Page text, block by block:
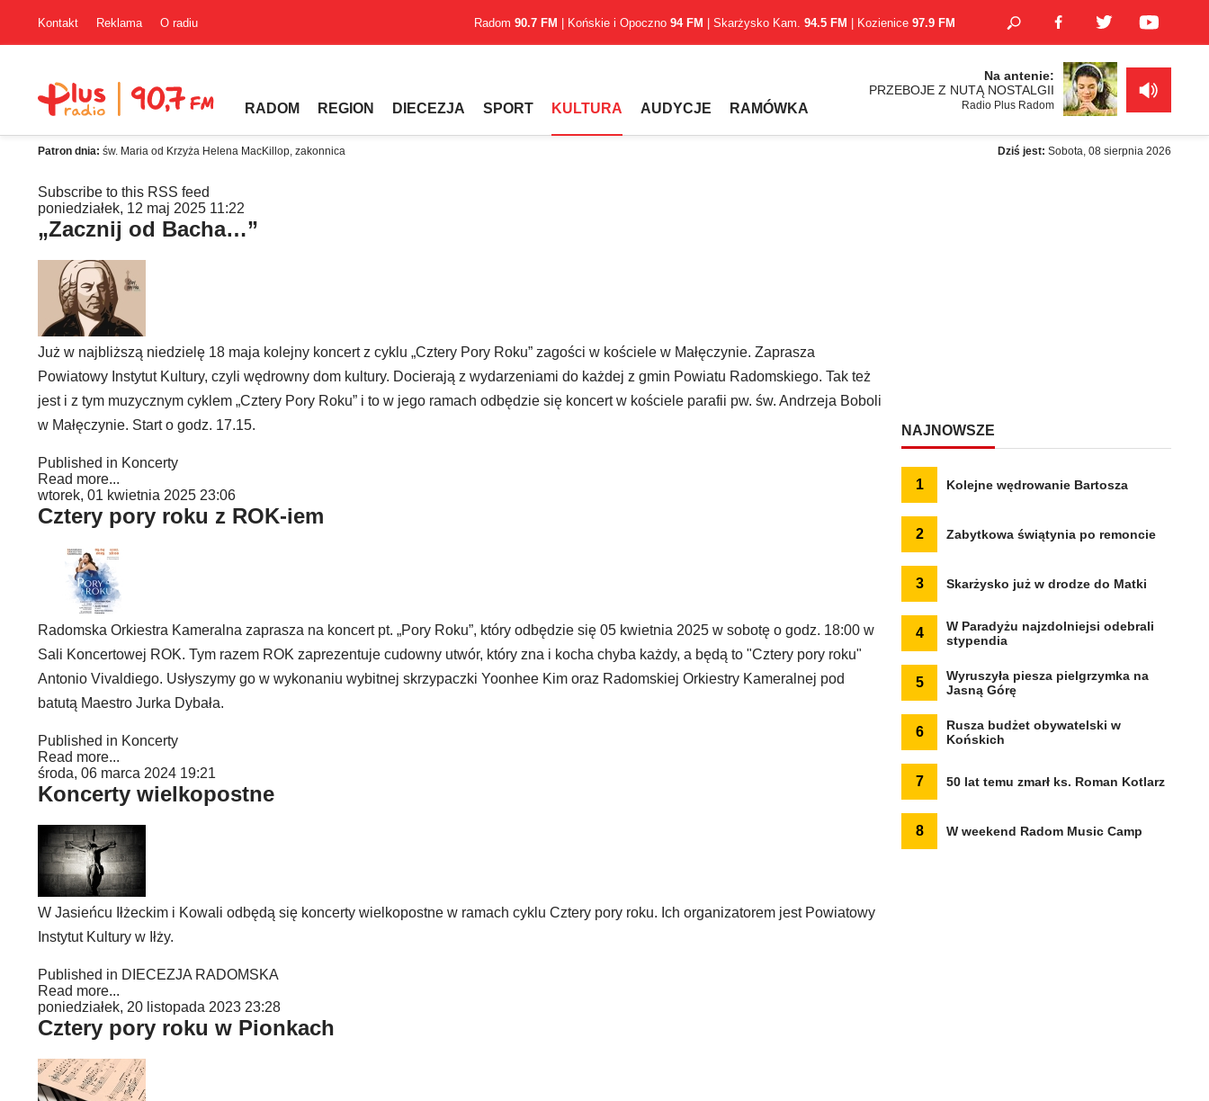
Kontakt Reklama O radiu Radom 90.7 FM | Końskie i Opoczno 94 FM | Skarżysko Kam. 94.5 FM | Kozienice 97.9 FM
RADOM REGION DIECEZJA SPORT KULTURA AUDYCJE RAMÓWKA
Na antenie:
PRZEBOJE Z NUTĄ NOSTALGII
Radio Plus Radom
Patron dnia: św. Maria od Krzyża Helena MacKillop, zakonnica Dziś jest: Sobota, 08 sierpnia 2026
Subscribe to this RSS feed
poniedziałek, 12 maj 2025 11:22
„Zacznij od Bacha…”
Już w najbliższą niedzielę 18 maja kolejny koncert z cyklu „Cztery Pory Roku” zagości w kościele w Małęczynie. Zaprasza
Powiatowy Instytut Kultury, czyli wędrowny dom kultury. Docierają z wydarzeniami do każdej z gmin Powiatu Radomskiego. Tak też
jest i z tym muzycznym cyklem „Cztery Pory Roku” i to w jego ramach odbędzie się koncert w kościele parafii pw. św. Andrzeja Boboli
w Małęczynie. Start o godz. 17.15.
Published in Koncerty
Read more...
wtorek, 01 kwietnia 2025 23:06
Cztery pory roku z ROK-iem
Radomska Orkiestra Kameralna zaprasza na koncert pt. „Pory Roku”, który odbędzie się 05 kwietnia 2025 w sobotę o godz. 18:00 w
Sali Koncertowej ROK. Tym razem ROK zaprezentuje cudowny utwór, który zna i kocha chyba każdy, a będą to "Cztery pory roku"
Antonio Vivaldiego. Usłyszymy go w wykonaniu wybitnej skrzypaczki Yoonhee Kim oraz Radomskiej Orkiestry Kameralnej pod
batutą Maestro Jurka Dybała.
Published in Koncerty
Read more...
środa, 06 marca 2024 19:21
Koncerty wielkopostne
W Jasieńcu Iłżeckim i Kowali odbędą się koncerty wielkopostne w ramach cyklu Cztery pory roku. Ich organizatorem jest Powiatowy
Instytut Kultury w Iłży.
Published in DIECEZJA RADOMSKA
Read more...
poniedziałek, 20 listopada 2023 23:28
Cztery pory roku w Pionkach
NAJNOWSZE
1 Kolejne wędrowanie Bartosza
2 Zabytkowa świątynia po remoncie
3 Skarżysko już w drodze do Matki
4
W Paradyżu najzdolniejsi odebrali
stypendia
5
Wyruszyła piesza pielgrzymka na
Jasną Górę
6
Rusza budżet obywatelski w
Końskich
7 50 lat temu zmarł ks. Roman Kotlarz
8 W weekend Radom Music Camp